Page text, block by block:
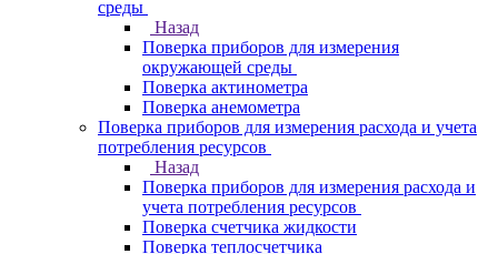
среды
Назад
Поверка приборов для измерения
окружающей среды
Поверка актинометра
Поверка анемометра
Поверка приборов для измерения расхода и учета
потребления ресурсов
Назад
Поверка приборов для измерения расхода и
учета потребления ресурсов
Поверка счетчика жидкости
Поверка теплосчетчика